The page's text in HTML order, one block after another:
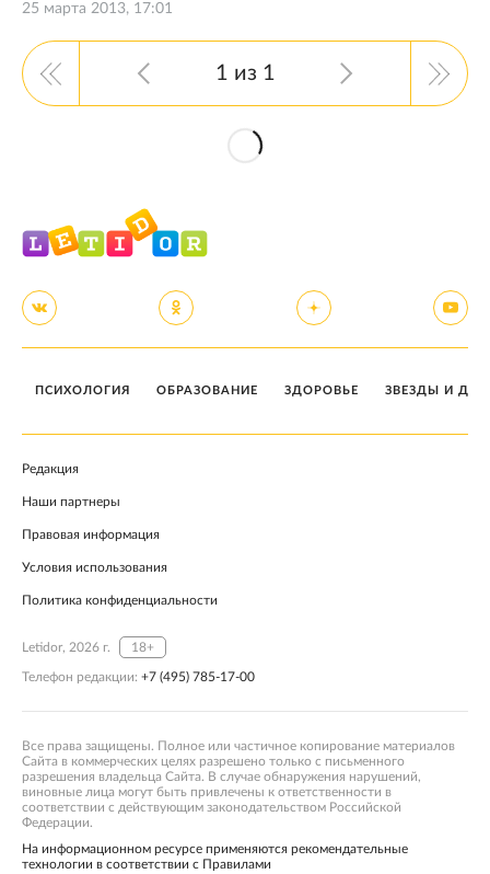
25 марта 2013, 17:01
1 из 1
ПСИХОЛОГИЯ ОБРАЗОВАНИЕ ЗДОРОВЬЕ ЗВЕЗДЫ И
Редакция
Наши партнеры
Правовая информация
Условия использования
Политика конфиденциальности
Letidor, 2026 г. 18+
Телефон редакции: +7 (495) 785-17-00
Все права защищены. Полное или частичное копирование материалов
Сайта в коммерческих целях разрешено только с письменного
разрешения владельца Сайта. В случае обнаружения нарушений,
виновные лица могут быть привлечены к ответственности в
соответствии с действующим законодательством Российской
Федерации.
На информационном ресурсе применяются рекомендательные
технологии в соответствии с Правилами